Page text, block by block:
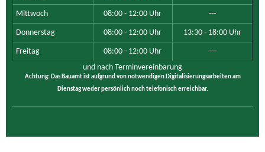
Mittwoch 08:00 - 12:00 Uhr ---
Donnerstag 08:00 - 12:00 Uhr 13:30 - 18:00 Uhr
Freitag 08:00 - 12:00 Uhr
---
und nach Terminvereinbarung
Achtung: Das Bauamt ist aufgrund von notwendigen Digitalisierungsarbeiten am
Dienstag weder persönlich noch telefonisch erreichbar.